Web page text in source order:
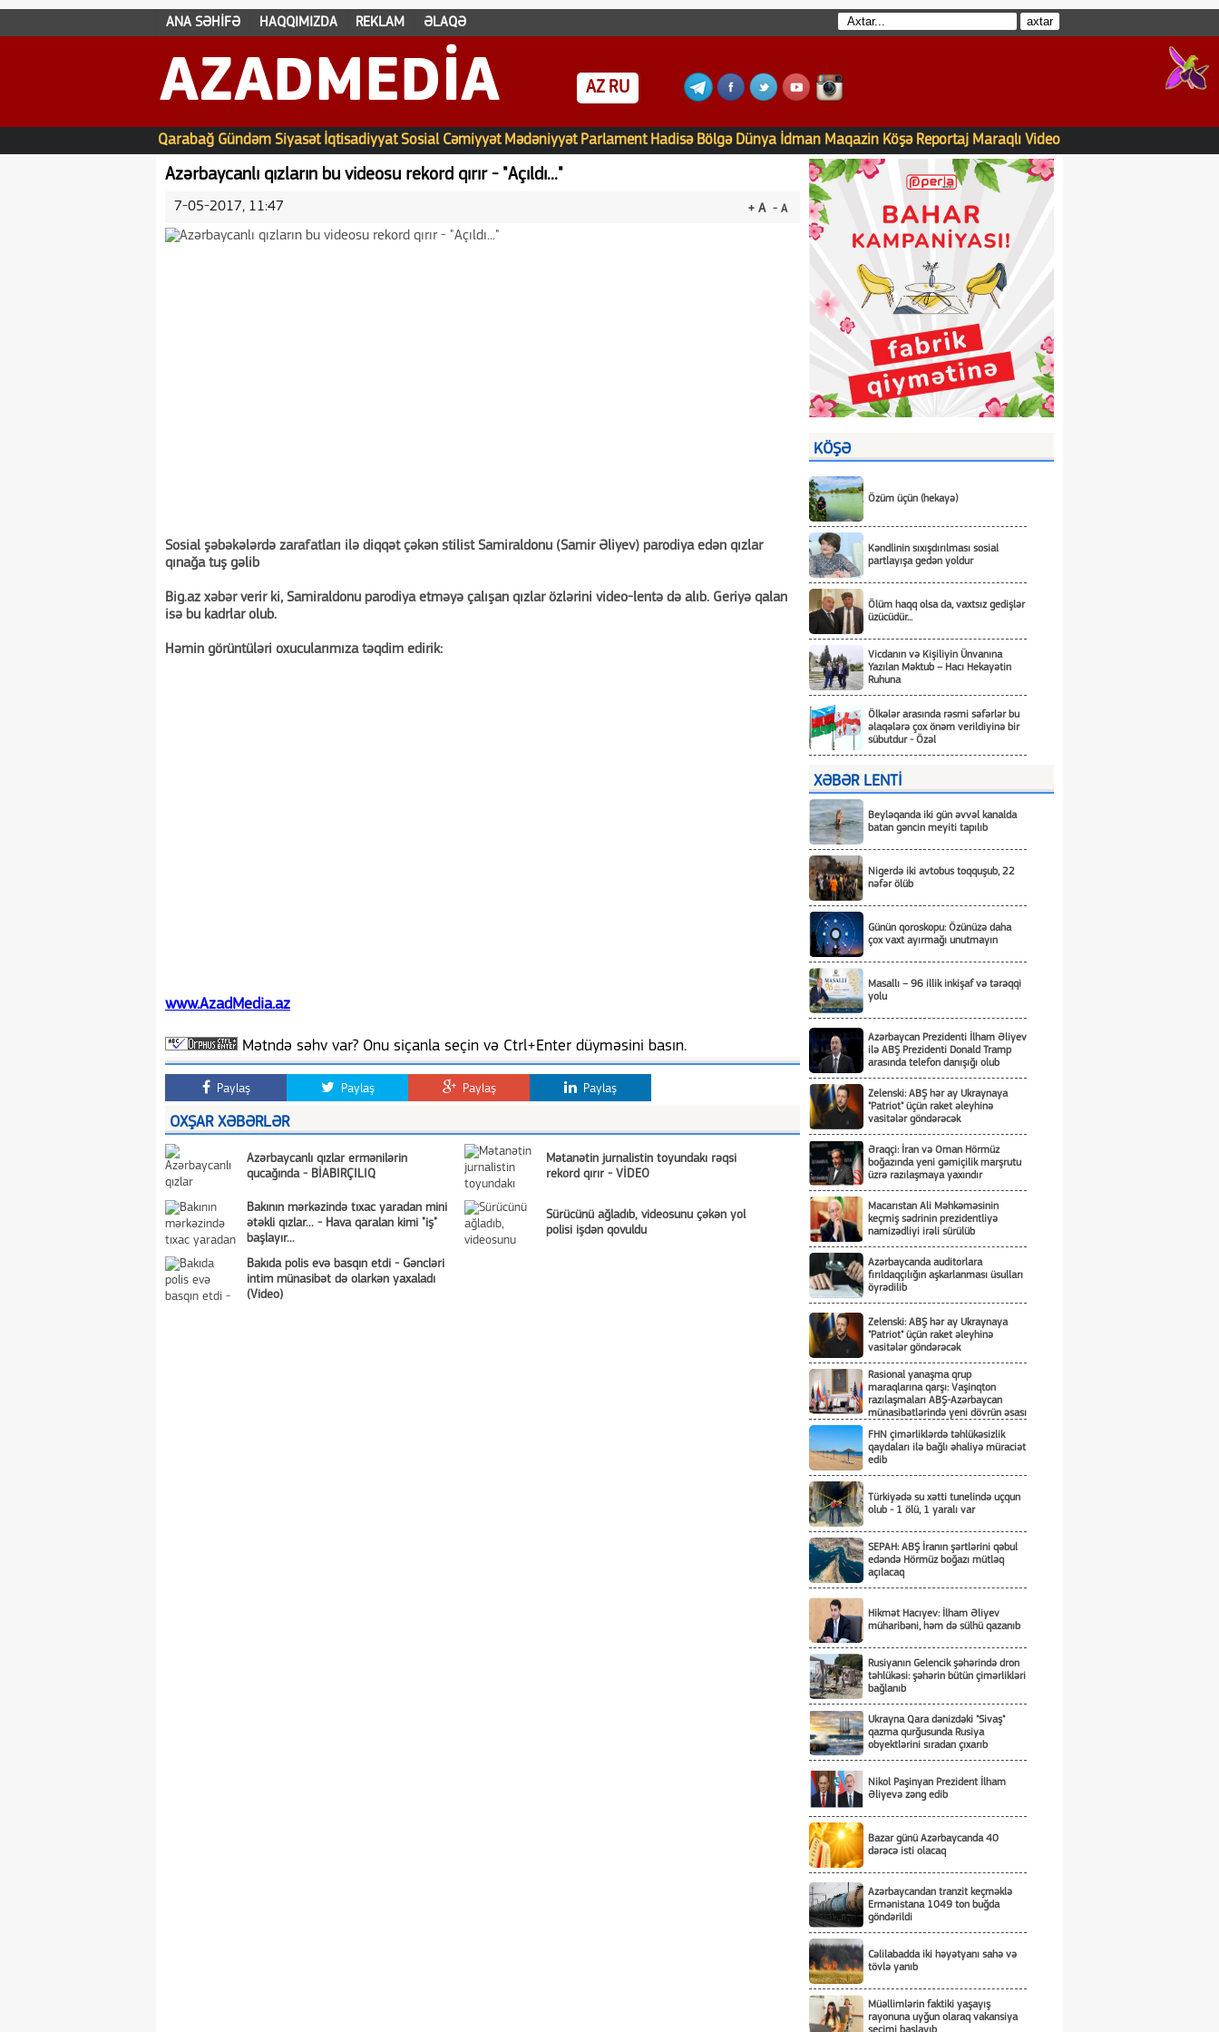
ANA SƏHİFƏ HAQQIMIZDA REKLAM ƏLAQƏ
AZADMEDIA AZ RU
Qarabağ Gündəm Siyasət İqtisadiyyat Sosial Cəmiyyət Mədəniyyət Parlament Hadisə Bölgə Dünya İdman Maqazin Köşə Reportaj Maraqlı Video
Azərbaycanlı qızların bu videosu rekord qırır - "Açıldı..."
+ A - A
7-05-2017, 11:47
Sosial şəbəkələrdə zarafatları ilə diqqət çəkən stilist Samiraldonu (Samir Əliyev) parodiya edən qızlar
qınağa tuş gəlib
Big.az xəbər verir ki, Samiraldonu parodiya etməyə çalışan qızlar özlərini video-lentə də alıb. Geriyə qalan
isə bu kadrlar olub.
Həmin görüntüləri oxucularımıza təqdim edirik:
www.AzadMedia.az
Mətndə səhv var? Onu siçanla seçin və Ctrl+Enter düyməsini basın.
Paylaş Paylaş Paylaş Paylaş
OXŞAR XƏBƏRLƏR
Azərbaycanlı qızlar ermənilərin
qucağında - BİABIRÇILIQ
Mətanətin jurnalistin toyundakı rəqsi
rekord qırır - VİDEO
Bakının mərkəzində tıxac yaradan mini
ətəkli qızlar... - Hava qaralan kimi "iş"
başlayır...
Sürücünü ağladıb, videosunu çəkən yol
polisi işdən qovuldu
Bakıda polis evə basqın etdi - Gəncləri
intim münasibət də olarkən yaxaladı
(Video)
KÖŞƏ
Özüm üçün (hekayə)
Kəndlinin sıxışdırılması sosial
partlayışa gedən yoldur
Ölüm haqq olsa da, vaxtsız gedişlər
üzücüdür...
Vicdanın və Kişiliyin Ünvanına
Yazılan Məktub – Hacı Hekayətin
Ruhuna
Ölkələr arasında rəsmi səfərlər bu
əlaqələrə çox önəm verildiyinə bir
sübutdur - Özəl
XƏBƏR LENTİ
Beyləqanda iki gün əvvəl kanalda
batan gəncin meyiti tapılıb
Nigerdə iki avtobus toqquşub, 22
nəfər ölüb
Günün qoroskopu: Özünüzə daha
çox vaxt ayırmağı unutmayın
Masallı – 96 illik inkişaf və tərəqqi
yolu
Azərbaycan Prezidenti İlham Əliyev
ilə ABŞ Prezidenti Donald Tramp
arasında telefon danışığı olub
Zelenski: ABŞ hər ay Ukraynaya
"Patriot" üçün raket əleyhinə
vasitələr göndərəcək
Əraqçi: İran və Oman Hörmüz
boğazında yeni gəmiçilik marşrutu
üzrə razılaşmaya yaxındır
Macarıstan Ali Məhkəməsinin
keçmiş sədrinin prezidentliyə
namizədliyi irəli sürülüb
Azərbaycanda auditorlara
fırıldaqçılığın aşkarlanması üsulları
öyrədilib
Zelenski: ABŞ hər ay Ukraynaya
"Patriot" üçün raket əleyhinə
vasitələr göndərəcək
Rasional yanaşma qrup
maraqlarına qarşı: Vaşinqton
razılaşmaları ABŞ-Azərbaycan
münasibətlərində yeni dövrün əsası
FHN çimərliklərdə təhlükəsizlik
qaydaları ilə bağlı əhaliyə müraciət
edib
Türkiyədə su xətti tunelində uçqun
olub - 1 ölü, 1 yaralı var
SEPAH: ABŞ İranın şərtlərini qəbul
edəndə Hörmüz boğazı mütləq
açılacaq
Hikmət Hacıyev: İlham Əliyev
müharibəni, həm də sülhü qazanıb
Rusiyanın Gelencik şəhərində dron
təhlükəsi: şəhərin bütün çimərlikləri
bağlanıb
Ukrayna Qara dənizdəki "Sivaş"
qazma qurğusunda Rusiya
obyektlərini sıradan çıxarıb
Nikol Paşinyan Prezident İlham
Əliyevə zəng edib
Bazar günü Azərbaycanda 40
dərəcə isti olacaq
Azərbaycandan tranzit keçməklə
Ermənistana 1049 ton buğda
göndərildi
Cəlilabadda iki həyətyanı sahə və
tövlə yanıb
Müəllimlərin faktiki yaşayış
rayonuna uyğun olaraq vakansiya